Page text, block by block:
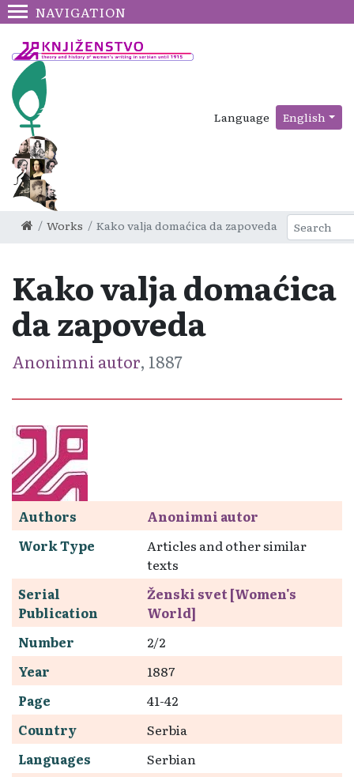
NAVIGATION
Language English
Works Kako valja domaćica da zapoveda
Kako valja domaćica
da zapoveda
Anonimni autor, 1887
Authors
Anonimni autor
Work Type
Articles and other similar
texts
Serial
Publication
Ženski svet [Women's
World]
Number
2/2
Year
1887
Page
41-42
Country
Serbia
Languages
Serbian